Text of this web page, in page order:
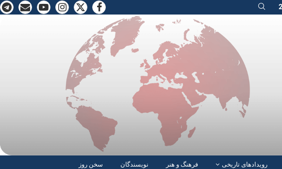
رویدادهای تاریخی فرهنگ و هنر نویسندگان
سخن روز